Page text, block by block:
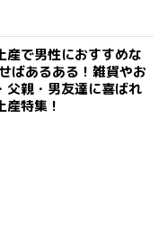
産で男性におすすめな
ばあるある！雑貨やお
父親・男友達に喜ばれ
産特集！